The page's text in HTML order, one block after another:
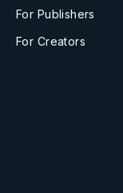
For Publishers
For Creators